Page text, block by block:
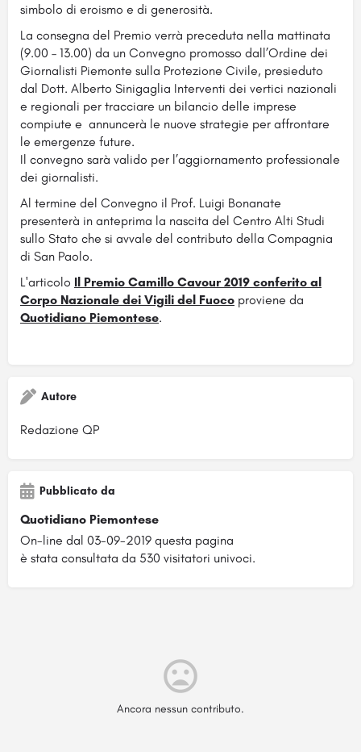
simbolo di eroismo e di generosità.
La consegna del Premio verrà preceduta nella mattinata
(9.00 – 13.00) da un Convegno promosso dall’Ordine dei
Giornalisti Piemonte sulla Protezione Civile, presieduto
dal Dott. Alberto Sinigaglia Interventi dei vertici nazionali
e regionali per tracciare un bilancio delle imprese
compiute e annuncerà le nuove strategie per affrontare
le emergenze future.
Il convegno sarà valido per l’aggiornamento professionale
dei giornalisti.
Al termine del Convegno il Prof. Luigi Bonanate
presenterà in anteprima la nascita del Centro Alti Studi
sullo Stato che si avvale del contributo della Compagnia
di San Paolo.
L'articolo Il Premio Camillo Cavour 2019 conferito al
Corpo Nazionale dei Vigili del Fuoco proviene da
Quotidiano Piemontese.
Autore
Redazione QP
Pubblicato da
Quotidiano Piemontese
On-line dal 03-09-2019 questa pagina
è stata consultata da 530 visitatori univoci.
Ancora nessun contributo.